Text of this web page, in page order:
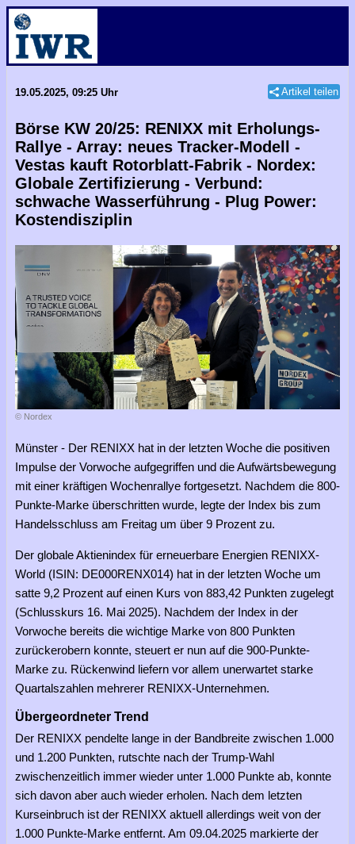
19.05.2025, 09:25 Uhr Artikel teilen
Börse KW 20/25: RENIXX mit Erholungs-
Rallye - Array: neues Tracker-Modell -
Vestas kauft Rotorblatt-Fabrik - Nordex:
Globale Zertifizierung - Verbund:
schwache Wasserführung - Plug Power:
Kostendisziplin
© Nordex
Münster - Der RENIXX hat in der letzten Woche die positiven
Impulse der Vorwoche aufgegriffen und die Aufwärtsbewegung
mit einer kräftigen Wochenrallye fortgesetzt. Nachdem die 800-
Punkte-Marke überschritten wurde, legte der Index bis zum
Handelsschluss am Freitag um über 9 Prozent zu.
Der globale Aktienindex für erneuerbare Energien RENIXX-
World (ISIN: DE000RENX014) hat in der letzten Woche um
satte 9,2 Prozent auf einen Kurs von 883,42 Punkten zugelegt
(Schlusskurs 16. Mai 2025). Nachdem der Index in der
Vorwoche bereits die wichtige Marke von 800 Punkten
zurückerobern konnte, steuert er nun auf die 900-Punkte-
Marke zu. Rückenwind liefern vor allem unerwartet starke
Quartalszahlen mehrerer RENIXX-Unternehmen.
Übergeordneter Trend
Der RENIXX pendelte lange in der Bandbreite zwischen 1.000
und 1.200 Punkten, rutschte nach der Trump-Wahl
zwischenzeitlich immer wieder unter 1.000 Punkte ab, konnte
sich davon aber auch wieder erholen. Nach dem letzten
Kurseinbruch ist der RENIXX aktuell allerdings weit von der
1.000 Punkte-Marke entfernt. Am 09.04.2025 markierte der